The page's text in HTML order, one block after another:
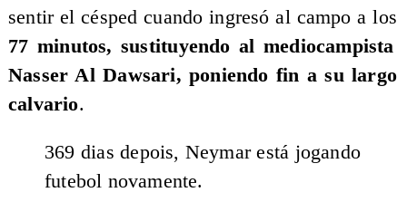
sentir el césped cuando ingresó al campo a los
77 minutos, sustituyendo al mediocampista
Nasser Al Dawsari, poniendo fin a su largo
calvario.
369 dias depois, Neymar está jogando
futebol novamente.